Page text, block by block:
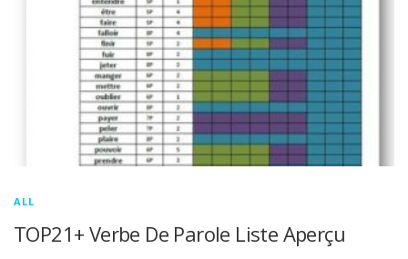
ALL
TOP21+ Verbe De Parole Liste Aperçu